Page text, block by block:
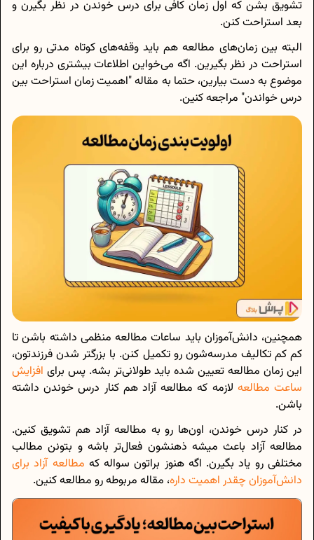
تشویق بشن که اول زمان کافی برای درس خوندن در نظر بگیرن و
بعد استراحت کنن.
البته بین زمان‌های مطالعه هم باید وقفه‌های کوتاه مدتی رو برای
استراحت در نظر بگیرین. اگه می‌خواین اطلاعات بیشتری درباره این
موضوع به دست بیارین، حتما به مقاله "اهمیت زمان استراحت بین
درس خواندن" مراجعه کنین.
همچنین، دانش‌آموزان باید ساعات مطالعه منظمی داشته باشن تا
کم کم تکالیف مدرسه‌شون رو تکمیل کنن. با بزرگتر شدن فرزندتون،
این زمان مطالعه تعیین شده باید طولانی‌تر بشه. پس برای افزایش
ساعت مطالعه لازمه که مطالعه آزاد هم کنار درس خوندن داشته
باشن.
در کنار درس خوندن، اون‌ها رو به مطالعه آزاد هم تشویق کنین.
مطالعه آزاد باعث میشه ذهنشون فعال‌تر باشه و بتونن مطالب
مختلفی رو یاد بگیرن. اگه هنوز براتون سواله که مطالعه آزاد برای
دانش‌آموزان چقدر اهمیت داره، مقاله مربوطه رو مطالعه کنین.